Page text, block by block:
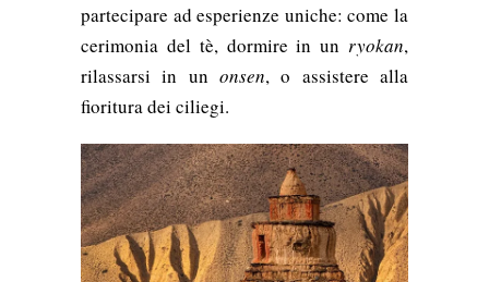
partecipare ad esperienze uniche: come la
cerimonia del tè, dormire in un ryokan,
rilassarsi in un onsen, o assistere alla
fioritura dei ciliegi.